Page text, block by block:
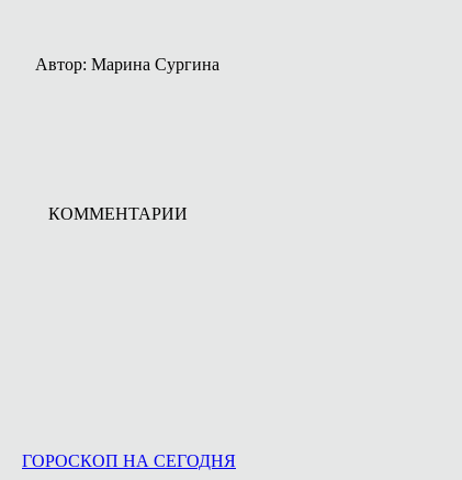
Автор: Марина Сургина
КОММЕНТАРИИ
ГОРОСКОП НА СЕГОДНЯ